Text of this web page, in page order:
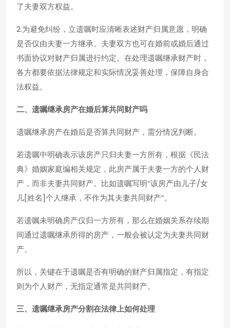
了夫妻双方权益。
2.为避免纠纷，立遗嘱时应清晰表述财产归属意愿，明确
是否仅由夫妻一方继承。夫妻双方也可在婚前或婚后通过
书面协议对财产归属进行约定。在处理遗嘱继承财产时，
各方都要依据法律规定和实际情况妥善处理，保障自身合
法权益。
二、遗嘱继承房产在婚后算共同财产吗
遗嘱继承房产在婚后是否算共同财产，需分情况判断。
若遗嘱中明确表示该房产只归夫妻一方所有，根据《民法
典》婚姻家庭编相关规定，此房产属于夫妻一方的个人财
产，而非夫妻共同财产。比如遗嘱写明“该房产由儿子/女
儿[姓名]个人继承，不作为其夫妻共同财产”。
若遗嘱未明确房产仅归一方所有，那么在婚姻关系存续期
间通过遗嘱继承所得的房产，一般会被认定为夫妻共同财
产。
所以，关键在于遗嘱是否有明确的财产归属指定，有指定
则为个人财产，无指定通常是共同财产。
三、遗嘱继承房产分割在法律上如何处理